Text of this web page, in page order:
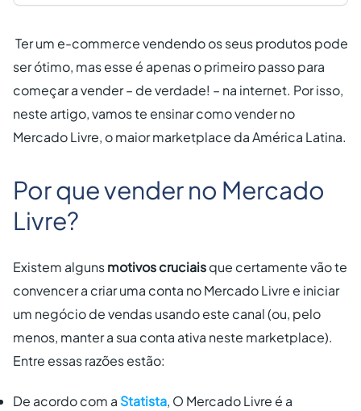
Ter um e-commerce vendendo os seus produtos pode
ser ótimo, mas esse é apenas o primeiro passo para
começar a vender – de verdade! – na internet. Por isso,
neste artigo, vamos te ensinarcomo vender no
Mercado Livre, o maior marketplace da América Latina.
Por que vender no Mercado
Livre?
Existem algunsmotivos cruciaisque certamente vão te
convencer a criar uma conta no Mercado Livre e iniciar
um negócio de vendas usando este canal (ou, pelo
menos, manter a sua conta ativa neste marketplace).
Entre essas razões estão:
De acordo com a Statista, O Mercado Livre é a